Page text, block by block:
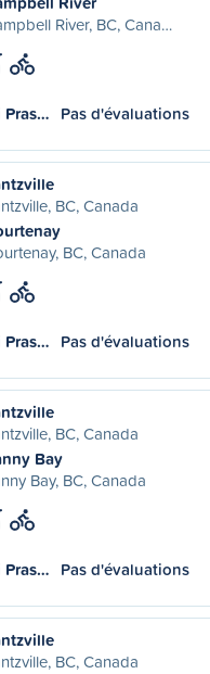
River, BC, Cana…
Pras… Pas d'évaluations
BC, Canada
BC, Canada
Pras… Pas d'évaluations
BC, Canada
Bay
Bay, BC, Canada
Pras… Pas d'évaluations
BC, Canada